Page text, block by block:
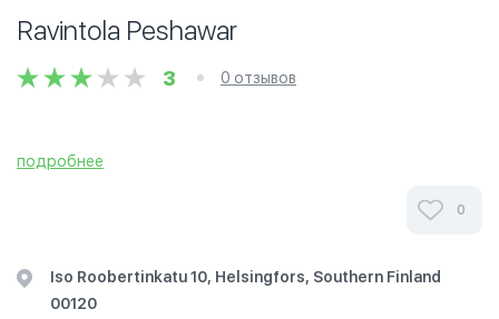
Ravintola Peshawar
3 0 отзывов
подробнее
0
Iso Roobertinkatu 10, Helsingfors, Southern Finland
00120